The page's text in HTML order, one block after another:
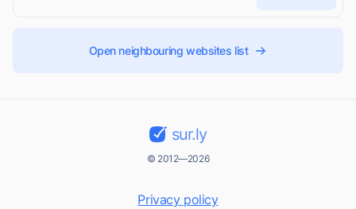
Open neighbouring websites list
sur.ly
© 2012—2026
Privacy policy